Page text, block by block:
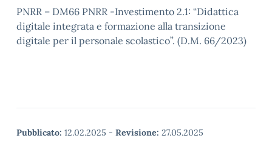
PNRR – DM66 PNRR -Investimento 2.1: “Didattica
digitale integrata e formazione alla transizione
digitale per il personale scolastico”. (D.M. 66/2023)
Pubblicato: 12.02.2025 - Revisione: 27.05.2025